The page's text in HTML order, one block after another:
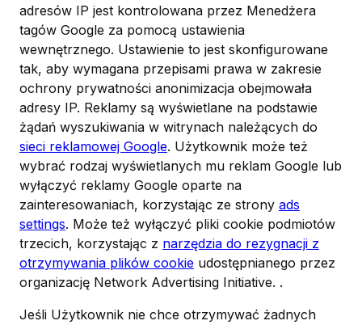
adresów IP jest kontrolowana przez Menedżera
tagów Google za pomocą ustawienia
wewnętrznego. Ustawienie to jest skonfigurowane
tak, aby wymagana przepisami prawa w zakresie
ochrony prywatności anonimizacja obejmowała
adresy IP. Reklamy są wyświetlane na podstawie
żądań wyszukiwania w witrynach należących do
sieci reklamowej Google. Użytkownik może też
wybrać rodzaj wyświetlanych mu reklam Google lub
wyłączyć reklamy Google oparte na
zainteresowaniach, korzystając ze strony ads
settings. Może też wyłączyć pliki cookie podmiotów
trzecich, korzystając z narzędzia do rezygnacji z
otrzymywania plików cookie udostępnianego przez
organizację Network Advertising Initiative. .
Jeśli Użytkownik nie chce otrzymywać żadnych